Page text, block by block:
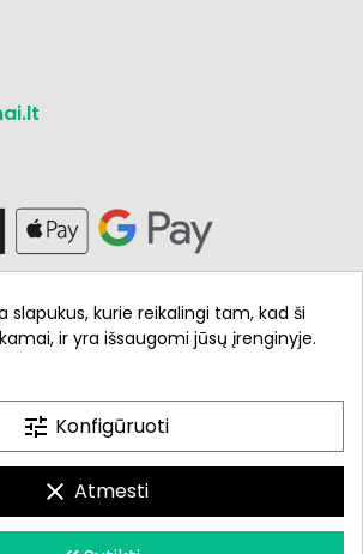
slapukus, kurie reikalingi tam, kad ši
ir yra išsaugomi jūsų įrenginyje.
tune Konfigūruoti
clear Atmesti